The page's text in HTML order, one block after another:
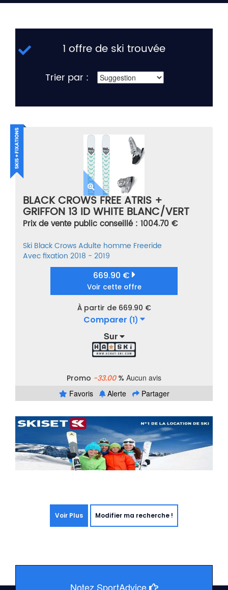
1 offre de ski trouvée
Trier par :
BLACK CROWS FREE ATRIS +
GRIFFON 13 ID WHITE BLANC/VERT
TAILLE 190
Prix de vente public conseillé : 1004.70 €
Ski Black CrowsAdulte homme Freeride
Avec fixation 2018 - 2019
669.90 €
Voir cette offre
À partir de 669.90 €
Comparer (1)
Sur
Promo -33.00% Aucun avis
Favoris
Alerte Partager
Voir Plus Modifier ma recherche !
Notez SportAdvice